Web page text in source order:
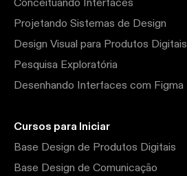
Conceituando Interfaces
Projetando Sistemas de Design
Design Visual para Produtos Digitais
Pesquisa Exploratória
Desenhando Interfaces com Figma
Cursos para Iniciar
Base Design de Produtos Digitais
Base Design de Comunicação